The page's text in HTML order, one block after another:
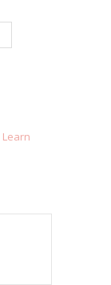
Learn